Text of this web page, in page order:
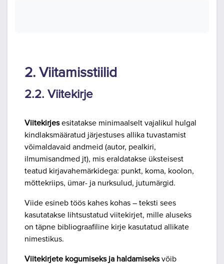
2. Viitamisstiilid
2.2. Viitekirje
Viitekirjesesitatakse minimaalselt vajalikul hulgal
kindlaksmääratud järjestuses allika tuvastamist
võimaldavaid andmeid (autor, pealkiri,
ilmumisandmed jt), mis eraldatakse üksteisest
teatud kirjavahemärkidega: punkt, koma, koolon,
mõttekriips, ümar- ja nurksulud, jutumärgid.
Viide esineb töös kahes kohas – teksti sees
kasutatakse lihtsustatud viitekirjet, mille aluseks
on täpne bibliograafiline kirje kasutatud allikate
nimestikus.
Viitekirjete kogumiseks ja haldamiseksvõib